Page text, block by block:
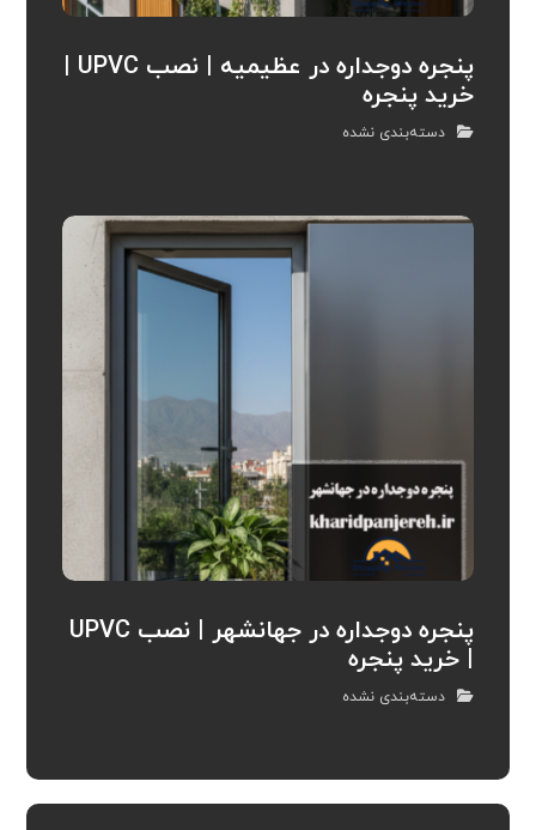
پنجره دوجداره در عظیمیه | نصب UPVC |
خرید پنجره
دسته‌بندی نشده
پنجره دوجداره در جهانشهر | نصب UPVC
| خرید پنجره
دسته‌بندی نشده